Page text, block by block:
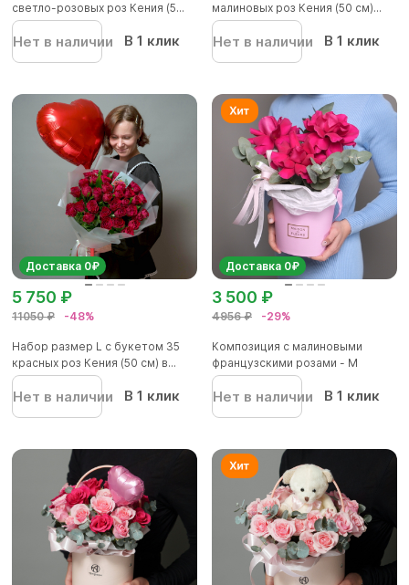
светло-розовых роз Кения (5...
Нет в наличии В 1 клик
малиновых роз Кения (50 см)...
Нет в наличии В 1 клик
Доставка 0₽
11050 ₽ -48%
5 750 ₽
Набор размер L с букетом 35
красных роз Кения (50 см) в...
Нет в наличии В 1 клик
Доставка 0₽
4956 ₽ -29%
3 500 ₽
Композиция с малиновыми
французскими розами - M
Нет в наличии В 1 клик